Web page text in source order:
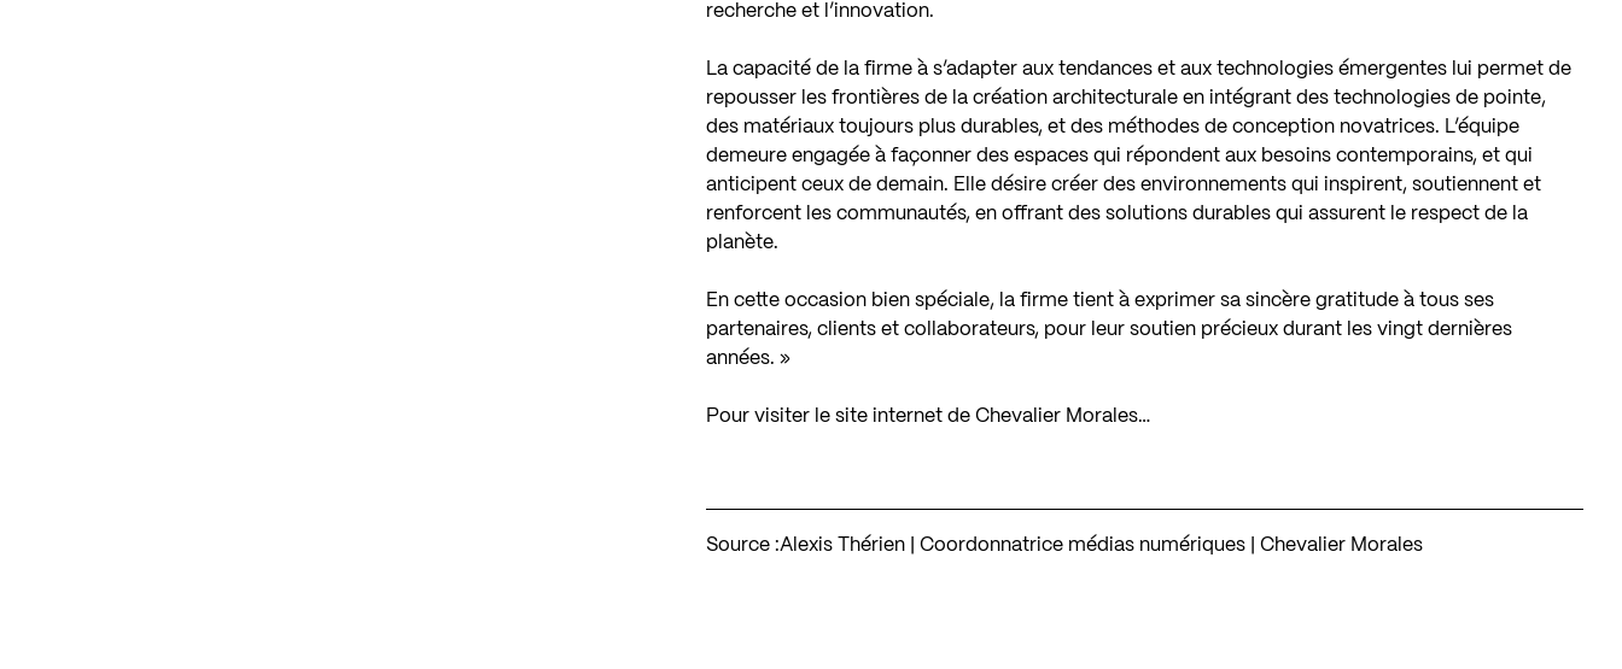
recherche et l’innovation.
La capacité de la firme à s’adapter aux tendances et aux technologies émergentes lui permet de
repousser les frontières de la création architecturale en intégrant des technologies de pointe,
des matériaux toujours plus durables, et des méthodes de conception novatrices. L’équipe
demeure engagée à façonner des espaces qui répondent aux besoins contemporains, et qui
anticipent ceux de demain. Elle désire créer des environnements qui inspirent, soutiennent et
renforcent les communautés, en offrant des solutions durables qui assurent le respect de la
planète.
En cette occasion bien spéciale, la firme tient à exprimer sa sincère gratitude à tous ses
partenaires, clients et collaborateurs, pour leur soutien précieux durant les vingt dernières
années. »
Pour visiter le site internet de Chevalier Morales…
Source :Alexis Thérien | Coordonnatrice médias numériques | Chevalier Morales